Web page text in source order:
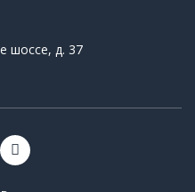
шоссе, д. 37